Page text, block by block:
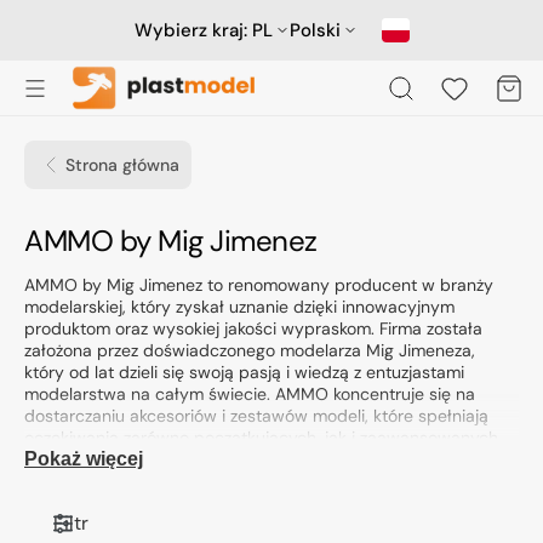
Wybierz kraj: PL Polski
Koszyk
Strona główna
Kolekcja:
AMMO by Mig Jimenez
AMMO by Mig Jimenez to renomowany producent w branży
modelarskiej, który zyskał uznanie dzięki innowacyjnym
produktom oraz wysokiej jakości wypraskom. Firma została
założona przez doświadczonego modelarza Mig Jimeneza,
który od lat dzieli się swoją pasją i wiedzą z entuzjastami
modelarstwa na całym świecie. AMMO koncentruje się na
dostarczaniu akcesoriów i zestawów modeli, które spełniają
oczekiwania zarówno początkujących, jak i zaawansowanych
modelarzy.
Pokaż więcej
Filtr